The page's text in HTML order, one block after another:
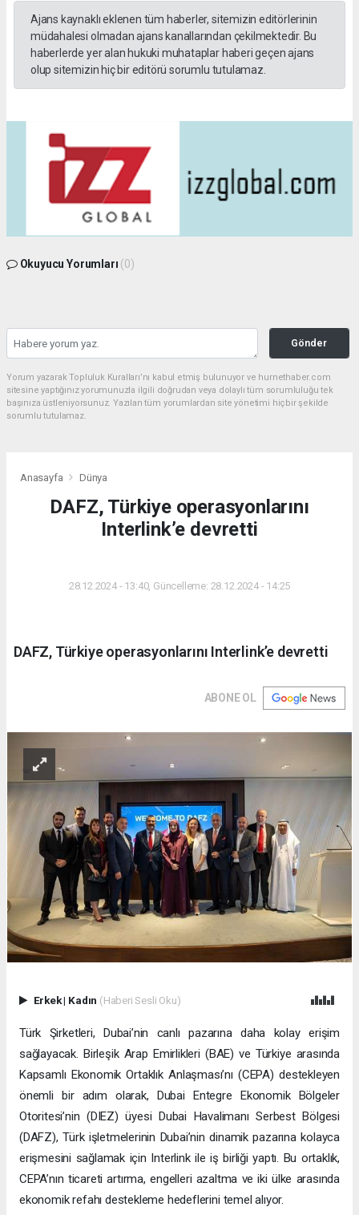
Ajans kaynaklı eklenen tüm haberler, sitemizin editörlerinin
müdahalesi olmadan ajans kanallarından çekilmektedir. Bu
haberlerde yer alan hukuki muhataplar haberi geçen ajans
olup sitemizin hiç bir editörü sorumlu tutulamaz.
Okuyucu Yorumları (0)
Gönder
Yorum yazarak Topluluk Kuralları’nı kabul etmiş bulunuyor ve hurnethaber.com
sitesine yaptığınız yorumunuzla ilgili doğrudan veya dolaylı tüm sorumluluğu tek
başınıza üstleniyorsunuz. Yazılan tüm yorumlardan site yönetimi hiçbir şekilde
sorumlu tutulamaz.
Anasayfa Dünya
DAFZ, Türkiye operasyonlarını
Interlink’e devretti
28.12.2024 - 13:40, Güncelleme: 28.12.2024 - 14:25
DAFZ, Türkiye operasyonlarını Interlink’e devretti
ABONE OL
Erkek| Kadın (Haberi Sesli Oku)
Türk Şirketleri, Dubai’nin canlı pazarına daha kolay erişim
sağlayacak. Birleşik Arap Emirlikleri (BAE) ve Türkiye arasında
Kapsamlı Ekonomik Ortaklık Anlaşması’nı (CEPA) destekleyen
önemli bir adım olarak, Dubai Entegre Ekonomik Bölgeler
Otoritesi’nin (DIEZ) üyesi Dubai Havalimanı Serbest Bölgesi
(DAFZ), Türk işletmelerinin Dubai’nin dinamik pazarına kolayca
erişmesini sağlamak için Interlink ile iş birliği yaptı. Bu ortaklık,
CEPA’nın ticareti artırma, engelleri azaltma ve iki ülke arasında
ekonomik refahı destekleme hedeflerini temel alıyor.